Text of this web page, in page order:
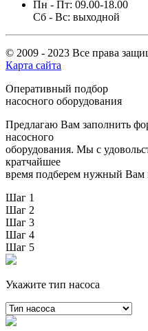
Пн - Пт: 09.00-18.00
Сб - Вс: выходной
© 2009 - 2023 Все права
Карта сайта
Оперативный подбор
насосного оборудования
Предлагаю Вам заполнить
насосного
оборудования. Мы с
кратчайшее
время подберем нужный Вам
Шаг 1
Шаг 2
Шаг 3
Шаг 4
Шаг 5
Укажите тип насоса